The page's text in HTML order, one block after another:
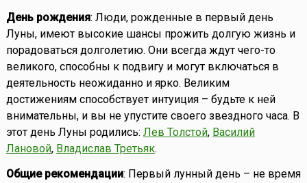
День рождения: Люди, рожденные в первый день
Луны, имеют высокие шансы прожить долгую жизнь и
порадоваться долголетию. Они всегда ждут чего-то
великого, способны к подвигу и могут включаться в
деятельность неожиданно и ярко. Великим
достижениям способствует интуиция – будьте к ней
внимательны, и вы не упустите своего звездного часа. В
этот день Луны родились: Лев Толстой, Василий
Лановой, Владислав Третьяк.
Общие рекомендации: Первый лунный день – не время